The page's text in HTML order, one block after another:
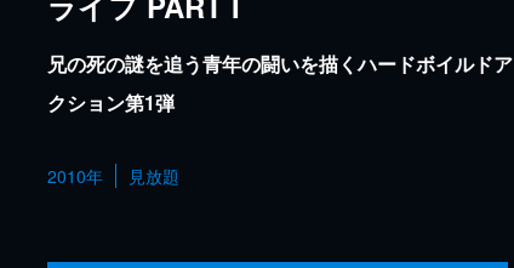
兄の死の謎を追う青年の闘いを描くハードボイルドア
クション第1弾
2010年 見放題